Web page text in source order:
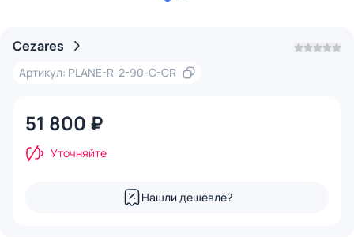
Cezares
Артикул: PLANE-R-2-90-C-CR
51 800 ₽
Уточняйте
Нашли дешевле?